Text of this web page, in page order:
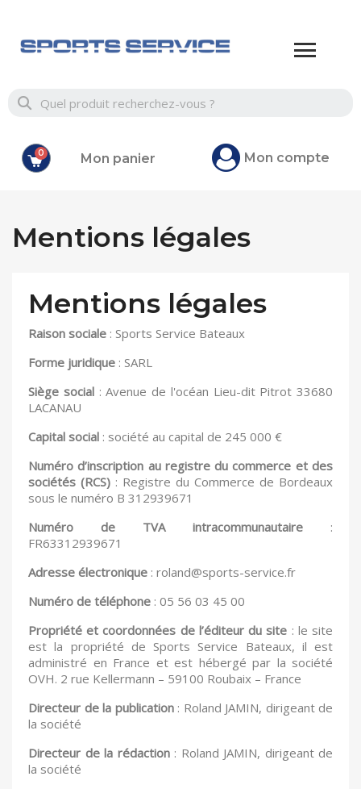
Mon panier Mon compte
Mentions légales
Mentions légales
Raison sociale : Sports Service Bateaux
Forme juridique : SARL
Siège social: Avenue de l'océan Lieu-dit Pitrot 33680
LACANAU
Capital social : société au capital de 245 000 €
Numéro d’inscription au registre du commerce et des
sociétés (RCS) : Registre du Commerce de Bordeaux
sous le numéro B 312939671
Numéro de TVA intracommunautaire :
FR63312939671
Adresse électronique : roland@sports-service.fr
Numéro de téléphone : 05 56 03 45 00
Propriété et coordonnées de l’éditeur du site : le site
est la propriété de Sports Service Bateaux, il est
administré en France et est hébergé par la société
OVH. 2 rue Kellermann – 59100 Roubaix – France
Directeur de la publication: Roland JAMIN, dirigeant de
la société
Directeur de la rédaction: Roland JAMIN, dirigeant de
la société